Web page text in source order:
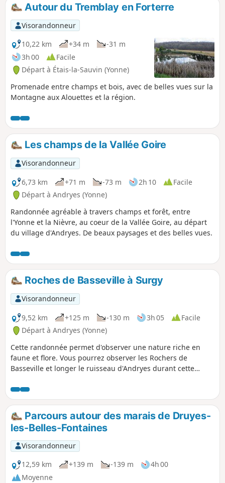
Autour du Tremblay en Forterre
Visorandonneur
10,22 km
+34 m
-31 m
3h 00
Facile
Départ à Étais-la-Sauvin (Yonne)
Promenade entre champs et bois, avec de belles vues sur la
Montagne aux Alouettes et la région.
Les champs de la Vallée Goire
Visorandonneur
6,73 km
+71 m -73 m 2h 10
Facile
Départ à Andryes (Yonne)
Randonnée agréable à travers champs et forêt, entre
l'Yonne et la Nièvre, au coeur de la Vallée Goire, au départ
du village d'Andryes. De beaux paysages et des belles vues.
Roches de Basseville à Surgy
Visorandonneur
9,52 km
+125 m -130 m 3h 05
Facile
Départ à Andryes (Yonne)
Cette randonnée permet d'observer une nature riche en
faune et flore. Vous pourrez observer les Rochers de
Basseville et longer le ruisseau d'Andryes durant cette
observer les alouettes dans les champs.
Parcours autour des marais de Druyes-
les-Belles-Fontaines
Visorandonneur
12,59 km
+139 m -139 m
4h 00
Moyenne